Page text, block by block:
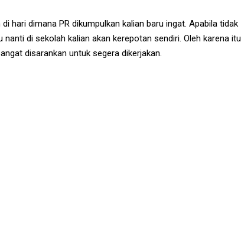
hari dimana PR dikumpulkan kalian baru ingat. Apabila tidak
di sekolah kalian akan kerepotan sendiri. Oleh karena itu
disarankan untuk segera dikerjakan.